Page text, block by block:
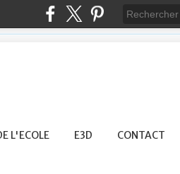
L'ECOLE E3D CONTACT